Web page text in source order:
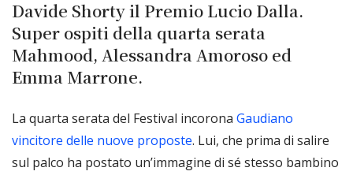
Davide Shorty il Premio Lucio Dalla.
Super ospiti della quarta serata
Mahmood, Alessandra Amoroso ed
Emma Marrone.
La quarta serata del Festival incorona Gaudiano
vincitore delle nuove proposte. Lui, che prima di salire
sul palco ha postato un’immagine di sé stesso bambino